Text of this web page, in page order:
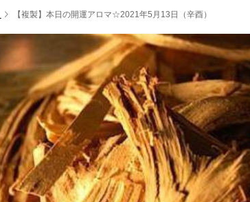
【複製】本日の開運アロマ☆2021年5月13日（辛酉）